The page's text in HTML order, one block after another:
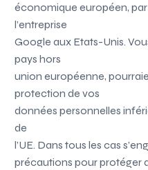
économique européen,
l’entreprise
Google aux Etats-Unis.
pays hors
union européenne,
protection de vos
données personnelles
de
l’UE. Dans tous les cas
précautions pour protéger